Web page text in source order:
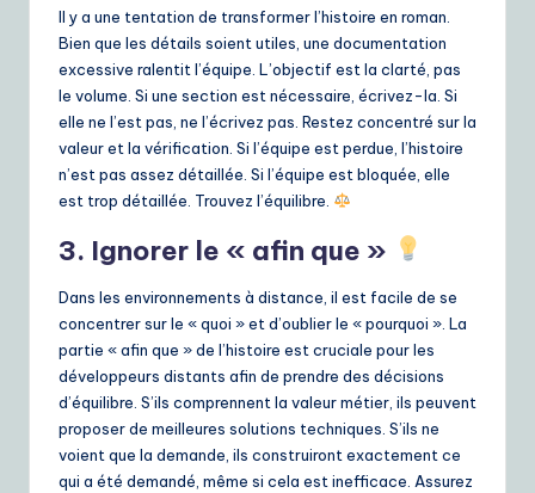
Il y a une tentation de transformer l’histoire en roman.
Bien que les détails soient utiles, une documentation
excessive ralentit l’équipe. L’objectif est la clarté, pas
le volume. Si une section est nécessaire, écrivez-la. Si
elle ne l’est pas, ne l’écrivez pas. Restez concentré sur la
valeur et la vérification. Si l’équipe est perdue, l’histoire
n’est pas assez détaillée. Si l’équipe est bloquée, elle
est trop détaillée. Trouvez l’équilibre.
3. Ignorer le « afin que »
Dans les environnements à distance, il est facile de se
concentrer sur le « quoi » et d’oublier le « pourquoi ». La
partie « afin que » de l’histoire est cruciale pour les
développeurs distants afin de prendre des décisions
d’équilibre. S’ils comprennent la valeur métier, ils peuvent
proposer de meilleures solutions techniques. S’ils ne
voient que la demande, ils construiront exactement ce
qui a été demandé, même si cela est inefficace. Assurez